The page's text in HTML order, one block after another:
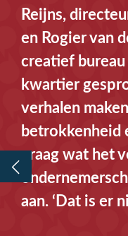
Reijns,
en Rogier van
creatief
kwartier
verhalen
betrokkenheid
vraag wat het
aan. ‘Dat is er